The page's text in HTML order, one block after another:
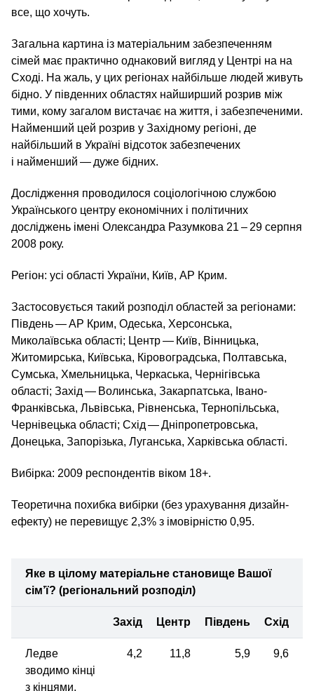
все, що хочуть.
Загальна картина із матеріальним забезпеченням
сімей має практично однаковий вигляд у Центрі на на
Сході. На жаль, у цих регіонах найбільше людей живуть
бідно. У південних областях найширший розрив між
тими, кому загалом вистачає на життя, і забезпеченими.
Найменший цей розрив у Західному регіоні, де
найбільший в Україні відсоток забезпечених
і найменший — дуже бідних.
Дослідження проводилося соціологічною службою
Українського центру економічних і політичних
досліджень імені Олександра Разумкова 21 – 29 серпня
2008 року.
Регіон: усі області України, Київ, АР Крим.
Застосовується такий розподіл областей за регіонами:
Південь — АР Крим, Одеська, Херсонська,
Миколаївська області; Центр — Київ, Вінницька,
Житомирська, Київська, Кіровоградська, Полтавська,
Сумська, Хмельницька, Черкаська, Чернігівська
області; Захід — Волинська, Закарпатська, Івано-
Франківська, Львівська, Рівненська, Тернопільська,
Чернівецька області; Схід — Дніпропетровська,
Донецька, Запорізька, Луганська, Харківська області.
Вибірка: 2009 респондентів віком 18+.
Теоретична похибка вибірки (без урахування дизайн-
ефекту) не перевищує 2,3% з імовірністю 0,95.
Яке в цілому матеріальне становище Вашої
сім’ї? (регіональний розподіл)
Захід Центр Південь Схід
Ледве
зводимо кінці
з кінцями,
4,2 11,8 5,9 9,6